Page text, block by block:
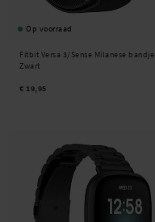
Op voorraad
Fitbit Versa 3/Sense Milanese bandje
Zwart
€ 19,95